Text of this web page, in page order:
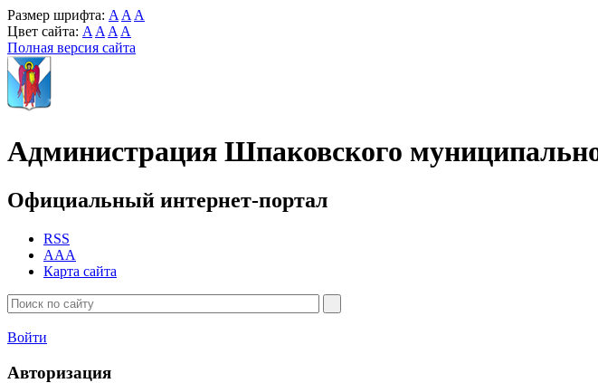
Размер шрифта: A A A
Цвет сайта: A A A A
Полная версия сайта
Администрация Шпаковского
Официальный интернет-портал
RSS
AAA
Карта сайта
Войти
Авторизация